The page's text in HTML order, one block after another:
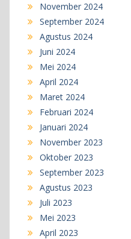
November 2024
September 2024
Agustus 2024
Juni 2024
Mei 2024
April 2024
Maret 2024
Februari 2024
Januari 2024
November 2023
Oktober 2023
September 2023
Agustus 2023
Juli 2023
Mei 2023
April 2023